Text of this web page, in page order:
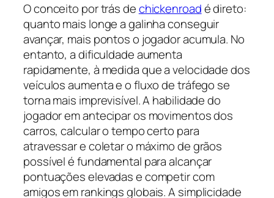
O conceito por trás dechickenroadé direto:
quanto mais longe a galinha conseguir
avançar, mais pontos o jogador acumula. No
entanto, a dificuldade aumenta
rapidamente, à medida que a velocidade dos
veículos aumenta e o fluxo de tráfego se
torna mais imprevisível. A habilidade do
jogador em antecipar os movimentos dos
carros, calcular o tempo certo para
atravessar e coletar o máximo de grãos
possível é fundamental para alcançar
pontuações elevadas e competir com
amigos em rankings globais. A simplicidade